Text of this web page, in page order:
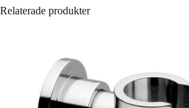
Relaterade produkter